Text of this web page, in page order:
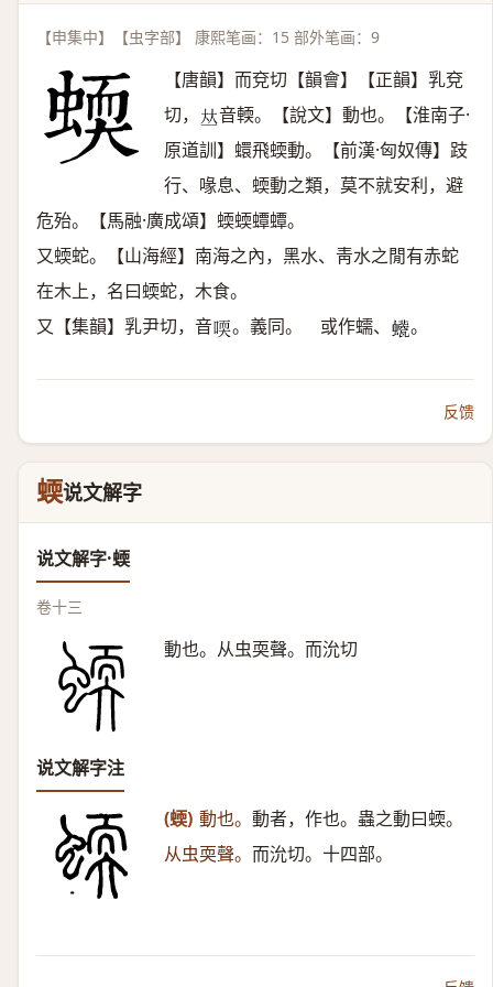
【申集中】【虫字部】 康熙笔画：15 部外笔画：9
【唐韻】而兗切【韻會】【正韻】乳兗
切， 𠀤音輭。【說文】動也。【淮南子·
原道訓】蠉飛蝡動。【前漢·匈奴傳】跂
行、喙息、蝡動之類，莫不就安利，避
危殆。【馬融·廣成頌】蝡蝡蟫蟫。
又蝡蛇。【山海經】南海之內，黑水、靑水之閒有赤蛇
在木上，名曰蝡蛇，木食。
又【集韻】乳尹切，音𠷀 。義同。 或作蠕、 𧔀 。
反馈
蝡说文解字
说文解字·蝡
卷十三
動也。从虫耎聲。而沇切
说文解字注
(蝡) 動也。 動者，作也。蟲之動曰蝡。
从虫耎聲。 而沇切。十四部。